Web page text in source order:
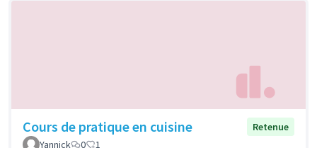
Cours de pratique en cuisine
Retenue
Yannick
0 1